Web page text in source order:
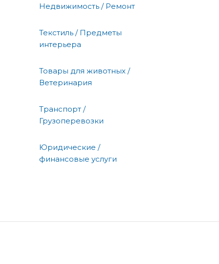
Недвижимость / Ремонт
Текстиль / Предметы
интерьера
Товары для животных /
Ветеринария
Транспорт /
Грузоперевозки
Юридические /
финансовые услуги